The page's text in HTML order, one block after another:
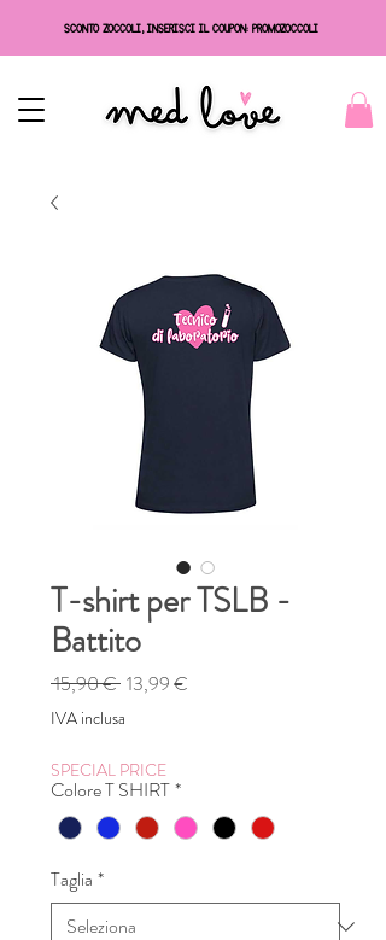
SCONTO ZOCCOLI, INSERISCI IL COUPON: PROMOZOCCOLI
T-shirt per TSLB -
Battito
15,90 € Prezzo
13,99 €
IVA inclusa
SPECIAL PRICE
Colore T SHIRT*
Taglia *